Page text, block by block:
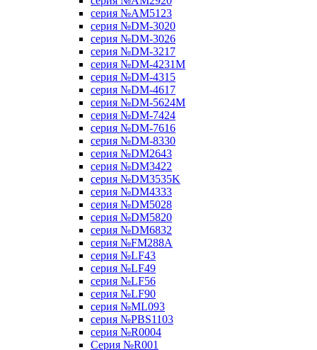
серия №AM5123
серия №DM-3020
серия №DM-3026
серия №DM-3217
серия №DM-4231M
серия №DM-4315
серия №DM-4617
серия №DM-5624M
серия №DM-7424
серия №DM-7616
серия №DM-8330
серия №DM2643
серия №DM3422
серия №DM3535K
серия №DM4333
серия №DM5028
серия №DM5820
серия №DM6832
серия №FM288A
серия №LF43
серия №LF49
серия №LF56
серия №LF90
серия №ML093
серия №PBS1103
серия №R0004
Серия №R001